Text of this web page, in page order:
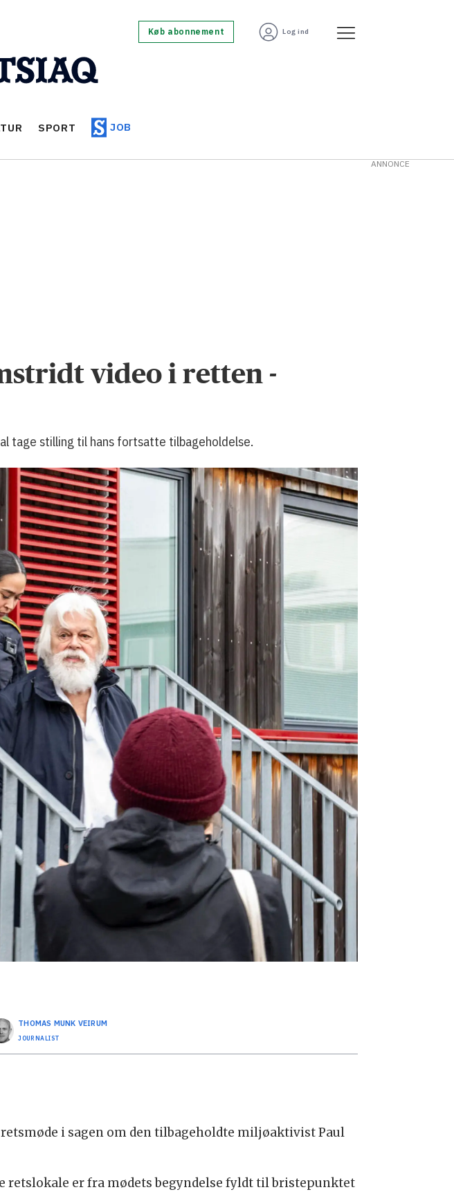
Køb abonnement Log ind
SPORT JOB
video i retten -
tage stilling til hans fortsatte tilbageholdelse.
THOMAS MUNK VEIRUM
JOURNALIST
i sagen om den tilbageholdte miljøaktivist Paul
er fra mødets begyndelse fyldt til bristepunktet
ANNONCE